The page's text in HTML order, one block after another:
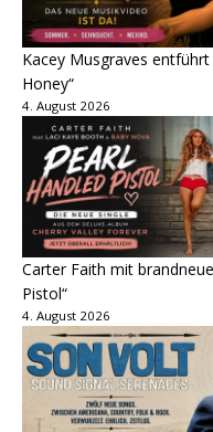
Kacey Musgraves
Honey“
4. August 2026
Carter Faith mit
Pistol“
4. August 2026